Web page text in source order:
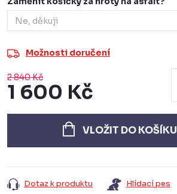
Možnosti doručení
2 840 Kč
1 600 Kč
cena:
VLOŽIT DO KOŠÍKU
Dotaz k produktu Hlídací pes